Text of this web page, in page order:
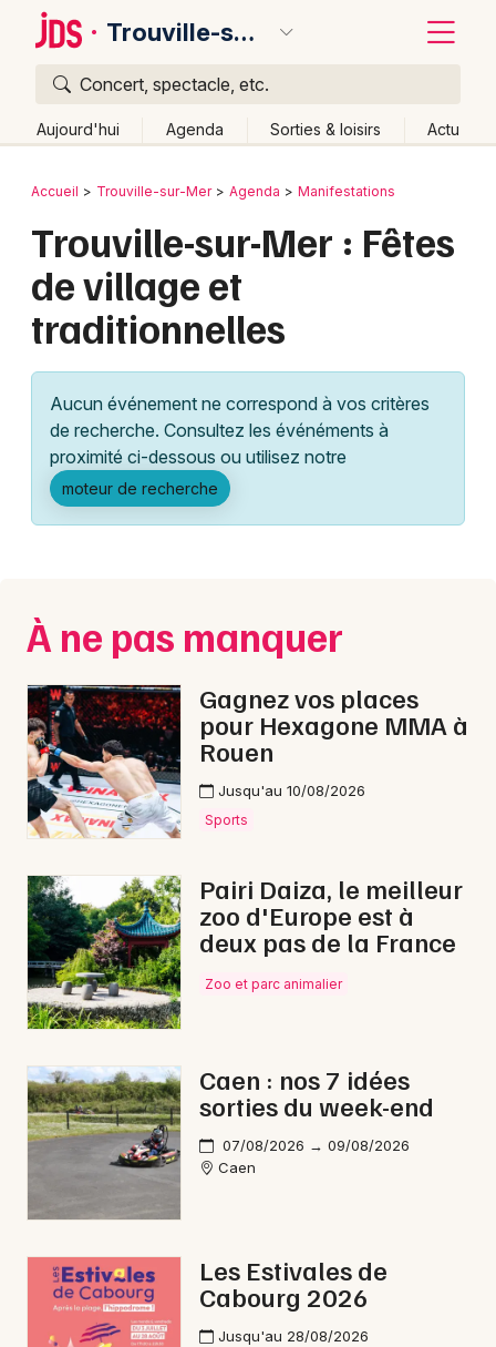
Trouville-sur-Mer
Concert, spectacle, etc.
Aujourd'hui Agenda Sorties & loisirs Actu
Publier un événement
Grands événements
Manifestations
Foires & salons
Sports
Soirées
Sorties famille
Expos
Fêtes dans le Calvados
Fêtes en Basse-Normandie
Fêtes en Normandie
Newsletter des sorties
Artistes en tournée
Actus à Trouville-sur-Mer
Magazine à Trouville-sur-Mer
Bordeaux
Colmar
Lille
Lyon
Marseille
Mulhouse
Montpellier
Paris
Strasbourg
Toulouse
Toutes les villes
Retour
Accueil Trouville-sur-Mer Agenda Manifestations
Trouville-sur-Mer : Fêtes
de village et
traditionnelles
Aucun événement ne correspond à vos critères
de recherche. Consultez les événéments à
proximité ci-dessous ou utilisez notre
moteur de recherche
À ne pas manquer
Gagnez vos places
pour Hexagone MMA à
Rouen
Jusqu'au 10/08/2026
Sports
Pairi Daiza, le meilleur
zoo d'Europe est à
deux pas de la France
Zoo et parc animalier
Caen : nos 7 idées
sorties du week-end
07/08/2026 → 09/08/2026
Caen
Les Estivales de
Cabourg 2026
Jusqu'au 28/08/2026
Quoi ?
Où ?
Basse-Normandie
Partout
Près de moi
Changer de lieu
Quand ?